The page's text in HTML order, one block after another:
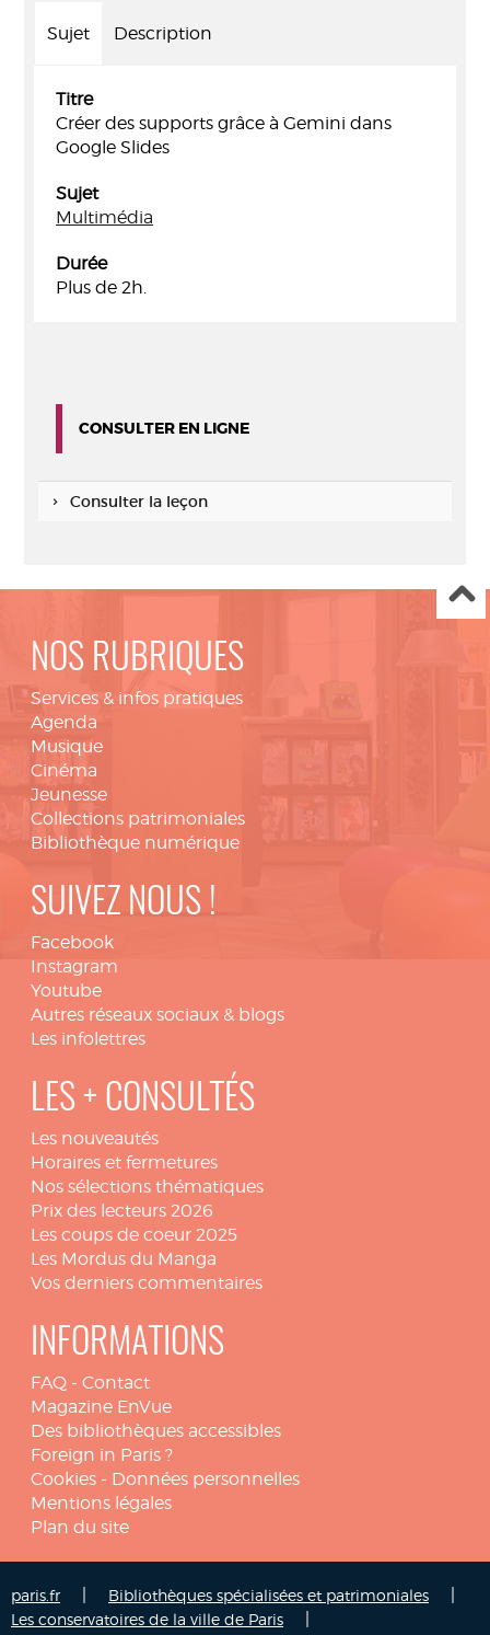
Sujet Description
Titre
Créer des supports grâce à Gemini dans
Google Slides
Sujet
Multimédia
Durée
Plus de 2h.
CONSULTER EN LIGNE
Consulter la leçon
NOS RUBRIQUES
Services & infos pratiques
Agenda
Musique
Cinéma
Jeunesse
Collections patrimoniales
Bibliothèque numérique
SUIVEZ NOUS !
Facebook
Instagram
Youtube
Autres réseaux sociaux & blogs
Les infolettres
LES + CONSULTÉS
Les nouveautés
Horaires et fermetures
Nos sélections thématiques
Prix des lecteurs 2026
Les coups de coeur 2025
Les Mordus du Manga
Vos derniers commentaires
INFORMATIONS
FAQ - Contact
Magazine EnVue
Des bibliothèques accessibles
Foreign in Paris ?
Cookies - Données personnelles
Mentions légales
Plan du site
paris.fr Bibliothèques spécialisées et patrimoniales
Les conservatoires de la ville de Paris